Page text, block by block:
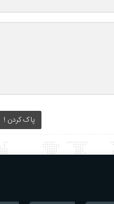
پاک کردن !